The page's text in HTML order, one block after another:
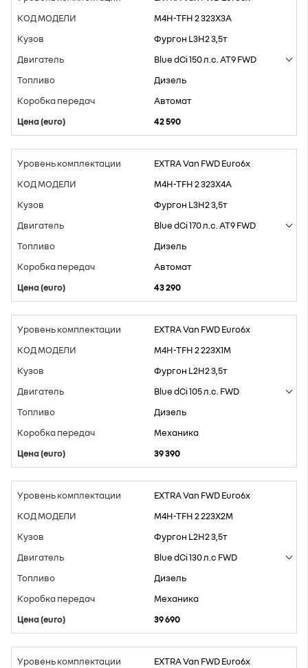
M4H-TFH 2 323X3A
Фургон L3H2 3,5т
Blue dCi 150 л.с. AT9 FWD
Дизель
Aвтомат
42 590
EXTRA Van FWD Euro6x
M4H-TFH 2 323X4A
Фургон L3H2 3,5т
Blue dCi 170 л.с. AT9 FWD
Дизель
Aвтомат
43 290
EXTRA Van FWD Euro6x
M4H-TFH 2 223X1M
Фургон L2H2 3,5т
Blue dCi 105 л.с. FWD
Дизель
Mеханика
39 390
EXTRA Van FWD Euro6x
M4H-TFH 2 223X2M
Фургон L2H2 3,5т
Blue dCi 130 л.с FWD
Дизель
Mеханика
39 690
EXTRA Van FWD Euro6x